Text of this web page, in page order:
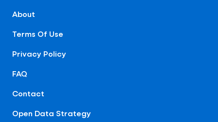
About
Terms Of Use
Privacy Policy
FAQ
Contact
Open Data Strategy